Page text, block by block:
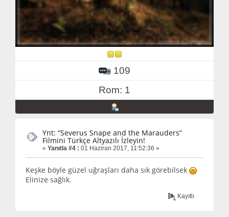
109
Rom: 1
Ynt: “Severus Snape and the Marauders”
Filmini Türkçe Altyazılı İzleyin!
« Yanıtla #4 : 01 Haziran 2017, 11:52:36 »
Keşke böyle güzel uğraşları daha sık görebilsek
Elinize sağlık.
Kayıtlı